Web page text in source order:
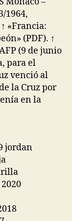
1964,
«Francia:
(PDF). ↑
(9 de junio
para el
venció al
la Cruz por
en la